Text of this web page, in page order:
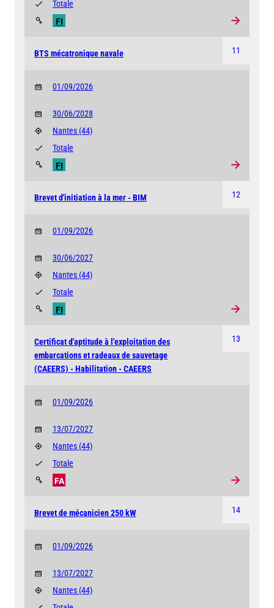
FI
Totale
11
BTS mécatronique navale
01/09/2026
30/06/2028
Nantes (44)
FI
Totale
12
Brevet d'initiation à la mer - BIM
01/09/2026
30/06/2027
Nantes (44)
FI
Totale
13
Certificat d'aptitude à l'exploitation des
embarcations et radeaux de sauvetage
(CAEERS) - Habilitation - CAEERS
01/09/2026
13/07/2027
Nantes (44)
FA
Totale
14
Brevet de mécanicien 250 kW
01/09/2026
13/07/2027
Nantes (44)